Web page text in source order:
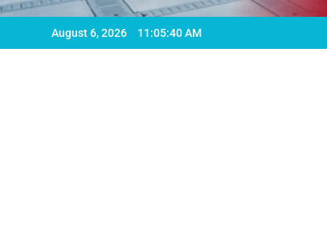
August 6, 2026 11:05:42 AM